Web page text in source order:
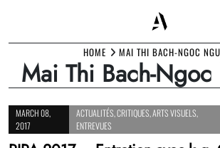
content
HOME MAI THI BACH-NGOC
Mai Thi Bach-
MARCH 08,
2017
ACTUALITÉS CRITIQUES ARTS VISUELS
ENTREVUES